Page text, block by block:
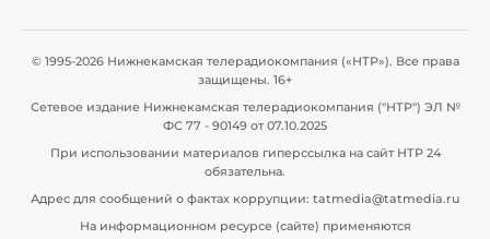
© 1995-2026 Нижнекамская телерадиокомпания («НТР»). Все права
защищены. 16+
Сетевое издание Нижнекамская телерадиокомпания ("НТР") ЭЛ №
ФС 77 - 90149 от 07.10.2025
При использовании материалов гиперссылка на сайт НТР 24
обязательна.
Адрес для сообщений о фактах коррупции: tatmedia@tatmedia.ru
На информационном ресурсе (сайте) применяются